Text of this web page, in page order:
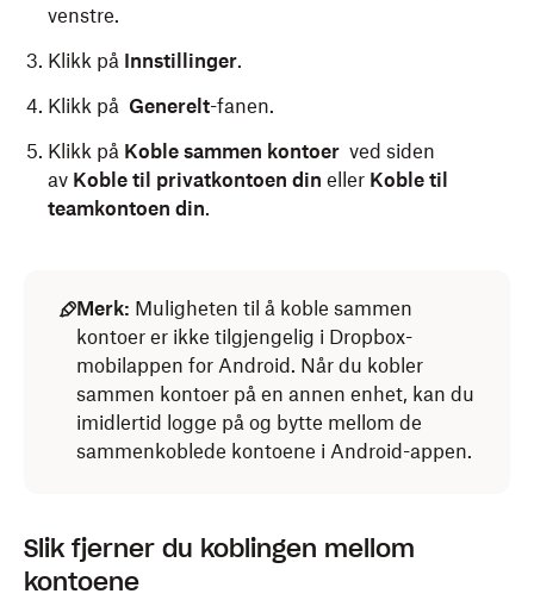
venstre.
Klikk på Innstillinger.
Klikk på Generelt-fanen.
Klikk på Koble sammen kontoer ved siden
av Koble til privatkontoen din eller Koble til
teamkontoen din.
eller menylinjen (Mac).
Klikk på avataren (profilbildet eller initialene)
nederst til venstre.
Klikk påInnstillinger.
Klikk påKonto-fanen.
teamkonto.
Hvis du ikke ser dette alternativet,
Logg på med teamkonto-legitimasjonen din.
Trykk på
(konto).
Trykk påLegg til privatkonto.
Merk: Muligheten til å koble sammen
kontoer er ikke tilgjengelig i Dropbox-
mobilappen for Android. Når du kobler
sammen kontoer på en annen enhet, kan du
imidlertid logge på og bytte mellom de
sammenkoblede kontoene i Android-appen.
Slik fjerner du koblingen mellom
kontoene